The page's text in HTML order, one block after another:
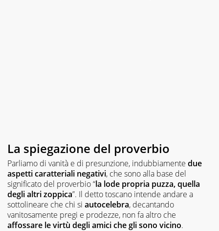
La spiegazione del proverbio
Parliamo di vanità e di presunzione, indubbiamente due
aspetti caratteriali negativi, che sono alla base del
significato del proverbio “la lode propria puzza, quella
degli altri zoppica”. Il detto toscano intende andare a
sottolineare che chi si autocelebra, decantando
vanitosamente pregi e prodezze, non fa altro che
affossare le virtù degli amici che gli sono vicino.